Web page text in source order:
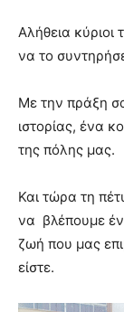
Αλήθεια κύριοι
να το
Με την πράξη
ιστορίας, ένα
της πόλης μας.
Και τώρα τη
να βλέπουμε
ζωή που μας
είστε.